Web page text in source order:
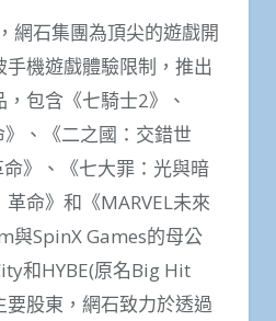
網石集團為頂尖的遊戲開
機遊戲體驗限制，推出
包含《七騎士2》、
》、《二之國：交錯世
》、《七大罪：光與暗
命》和《MARVEL未來
與SpinX Games的母公
和HYBE(原名Big Hit
股東，網石致力於透過